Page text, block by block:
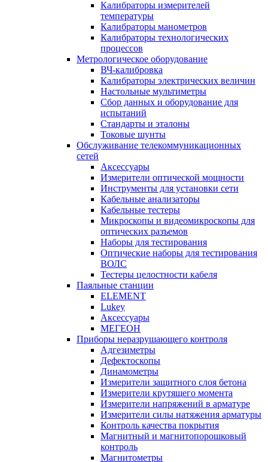
Калибраторы измерителей
температуры
Калибраторы манометров
Калибраторы технологических
процессов
Метрологическое оборудование
ВЧ-калибровка
Калибраторы электрических величин
Настольные мультиметры
Сбор данных и оборудование для
испытаний
Стандарты и эталоны
Токовые шунты
Обслуживание телекоммуникационных
сетей
Аксессуары
Измерители оптической мощности
Инструменты для установки сети
Кабельные анализаторы
Кабельные тестеры
Микроскопы и видеомикроскопы для
оптических разъемов
Наборы для тестирования
Оптические наборы для тестирования
ВОЛС
Тестеры целостности кабеля
Паяльные станции
ELEMENT
Lukey
Аксессуары
МЕГЕОН
Приборы неразрушающего контроля
Адгезиметры
Дефектоскопы
Динамометры
Измерители защитного слоя бетона
Измерители крутящего момента
Измерители напряжений в арматуре
Измерители силы натяжения арматуры
Контроль качества покрытия
Магнитный и магнитопорошковый
контроль
Магнитометры